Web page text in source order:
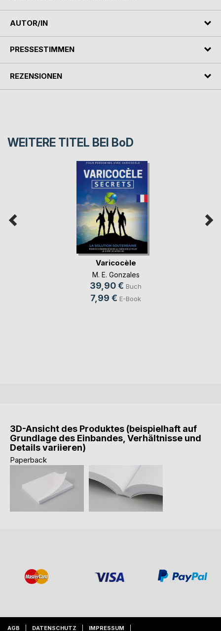
AUTOR/IN
PRESSESTIMMEN
REZENSIONEN
WEITERE TITEL BEI BoD
Varicocèle
M. E. Gonzales
39,90 € Buch
7,99 € E-Book
3D-Ansicht des Produktes (beispielhaft auf
Grundlage des Einbandes, Verhältnisse und
Details variieren)
Paperback
AGB DATENSCHUTZ IMPRESSUM